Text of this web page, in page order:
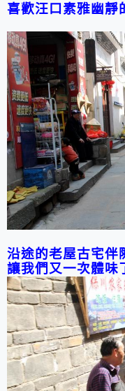
喜歡汪口素雅幽靜
沿途的老屋古宅伴
讓我們又一次體味